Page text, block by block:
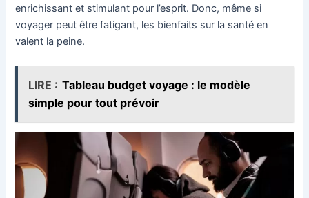
enrichissant et stimulant pour l’esprit. Donc, même si
voyager peut être fatigant, les bienfaits sur la santé en
valent la peine.
LIRE : Tableau budget voyage : le modèle
simple pour tout prévoir